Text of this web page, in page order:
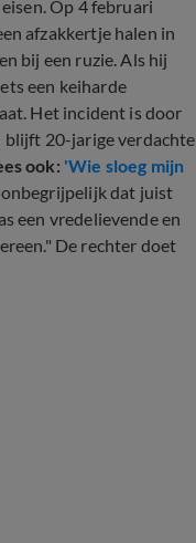
Op 4 februari
afzakkertje halen in
bij een ruzie. Als hij
een keiharde
Het incident is door
blijft 20-jarige verdachte
ook: 'Wie sloeg mijn
dat juist
een vredelievende en
De rechter doet